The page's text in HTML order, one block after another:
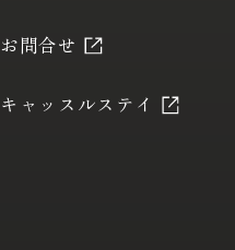
お問合せ
キャッスルステイ